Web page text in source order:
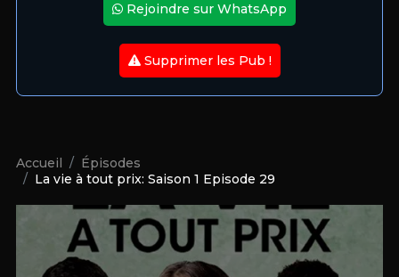
Rejoindre sur WhatsApp
Supprimer les Pub !
Accueil
Épisodes
La vie à tout prix: Saison 1 Episode 29